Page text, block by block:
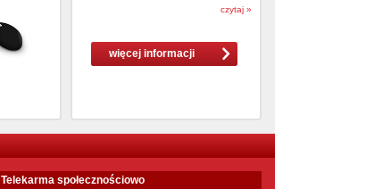
czytaj »
więcej informacji
Telekarma społecznościowo